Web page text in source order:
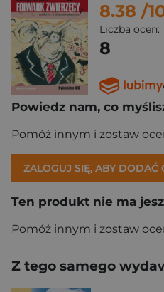
8.38 /
Liczba ocen:
8
Powiedz nam, co
Pomóż innym i zostaw
ZALOGUJ SIĘ, ABY DODAĆ
Ten produkt nie ma
Pomóż innym i zostaw
Z tego samego